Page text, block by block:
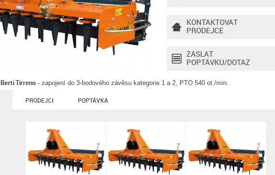
KONTAKTOVAT
PRODEJCE
ZASLAT
POPTÁVKU/DOTAZ
Berti Tirreno - zapojení do 3-bodového závěsu kategorie 1 a 2, PTO 540 ot./min.
PRODEJCI POPTÁVKA